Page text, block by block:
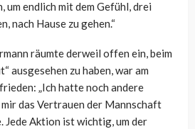
um endlich mit dem Gefühl, drei
nach Hause zu gehen.“
räumte derweil offen ein, beim
ausgesehen zu haben, war am
„Ich hatte noch andere
das Vertrauen der Mannschaft
Jede Aktion ist wichtig, um der